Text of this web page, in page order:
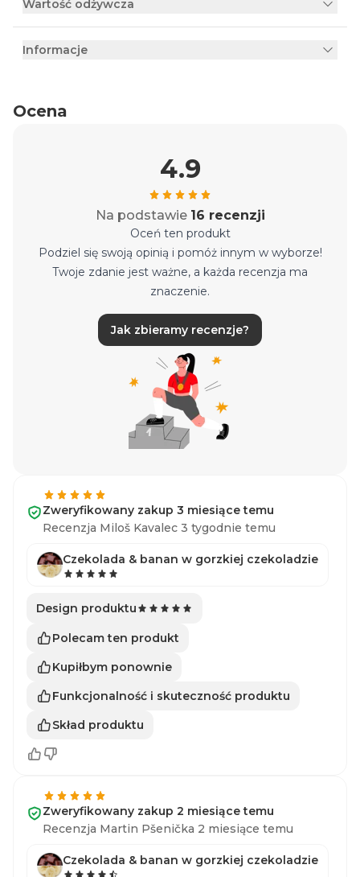
Wartość odżywcza
Informacje
Ocena
4.9
Na podstawie 16 recenzji
Oceń ten produkt
Podziel się swoją opinią i pomóż innym w wyborze!
Twoje zdanie jest ważne, a każda recenzja ma
znaczenie.
Jak zbieramy recenzje?
Zweryfikowany zakup 3 miesiące temu
Recenzja Miloš Kavalec 3 tygodnie temu
Czekolada & banan w gorzkiej czekoladzie
Design produktu
Polecam ten produkt
Kupiłbym ponownie
Funkcjonalność i skuteczność produktu
Skład produktu
Zweryfikowany zakup 2 miesiące temu
Recenzja Martin Pšenička 2 miesiące temu
Czekolada & banan w gorzkiej czekoladzie